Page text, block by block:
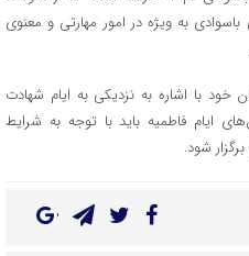
به ویژه در امور مهارتی و معنوی
با اشاره به نزدیکی به ایام شهادت
ایام فاطمیه باید با توجه به شرایط
شود.